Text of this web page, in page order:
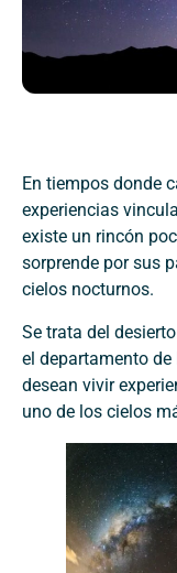
En tiempos donde
experiencias
existe un rincón
sorprende por sus
cielos nocturnos.
Se trata del
el departamento
desean vivir
uno de los cielos